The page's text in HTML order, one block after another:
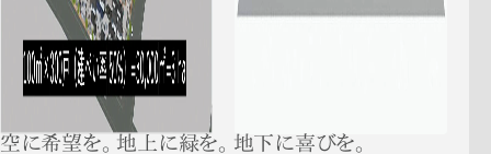
空に希望を。 地上に緑を。 地下に喜びを。